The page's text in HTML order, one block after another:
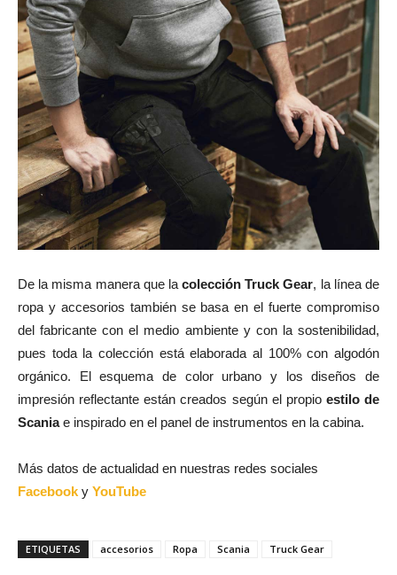
De la misma manera que lacolección Truck Gear, la línea de
ropa y accesorios también se basa en el fuerte compromiso
del fabricante con el medio ambiente y con la sostenibilidad,
pues toda la colección está elaborada al 100% con algodón
orgánico. El esquema de color urbano y los diseños de
impresión reflectante están creados según el propio estilo de
Scaniae inspirado en el panel de instrumentos en la cabina.
Más datos de actualidad en nuestras redes sociales
Facebooky YouTube
ETIQUETAS accesorios Ropa Scania Truck Gear